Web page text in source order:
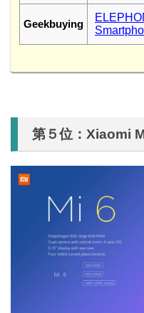
Geekbuying
第５位：Xiaomi